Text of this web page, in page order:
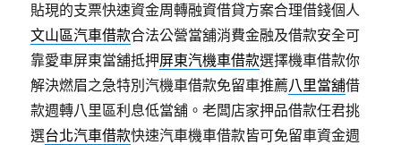
貼現的支票快速資金周轉融資借貸方案合理借錢個人
文山區汽車借款合法公營當舖消費金融及借款安全可
靠愛車屏東當舖抵押屏東汽機車借款選擇機車借款你
解決燃眉之急特別汽機車借款免留車推薦八里當舖借
款週轉八里區利息低當舖。老闆店家押品借款任君挑
選台北汽車借款快速汽車機車借款皆可免留車資金週